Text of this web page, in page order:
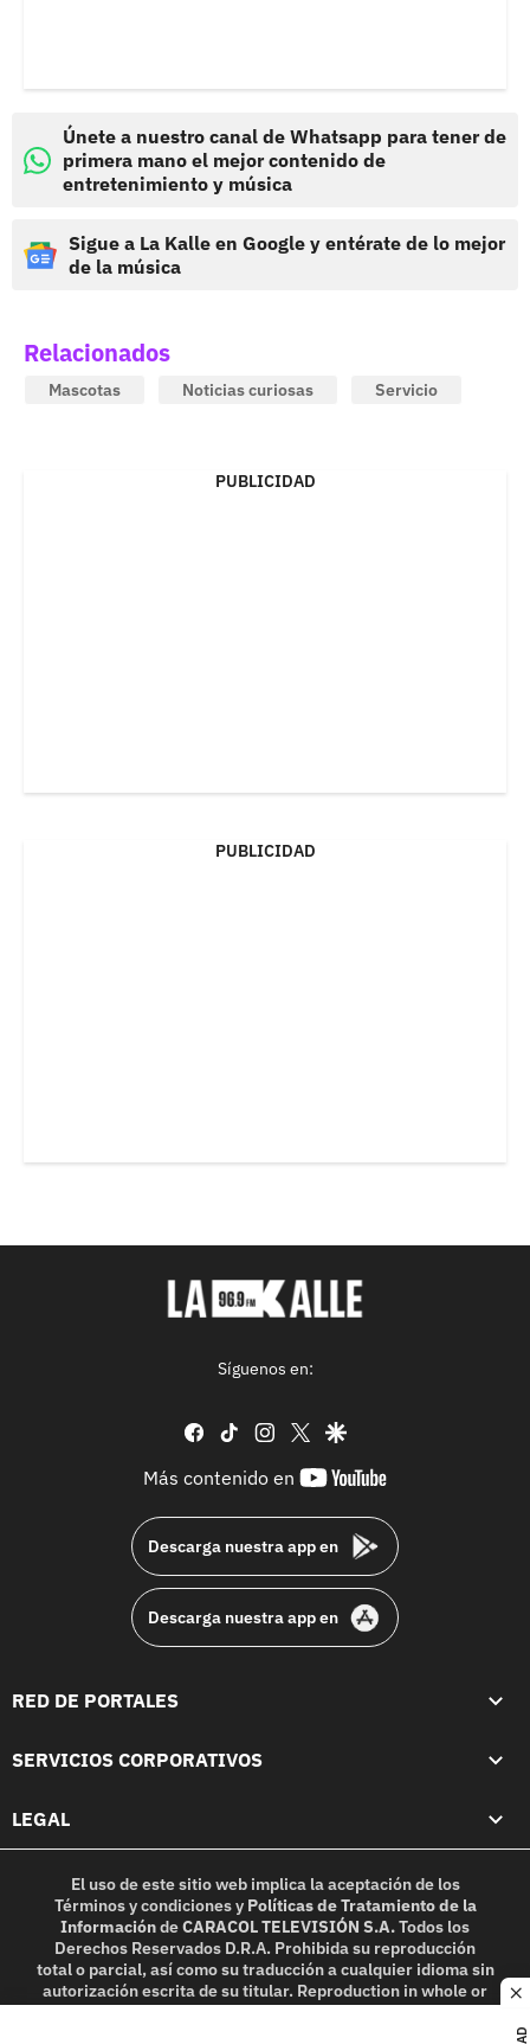
Únete a nuestro canal de Whatsapp para tener de
primera mano el mejor contenido de
entretenimiento y música
Sigue a La Kalle en Google y entérate de lo mejor
de la música
Relacionados
Mascotas Noticias curiosas Servicio
PUBLICIDAD
PUBLICIDAD
Síguenos en:
facebook
tiktok instagram
twittergoogle
Más contenido en
youtube-
Descarga nuestra app en
Descarga nuestra app en
RED DE PORTALES
SERVICIOS CORPORATIVOS
LEGAL
El uso de este sitio web implica la aceptación de los
Términos y condicionesy Políticas de Tratamiento de la
InformacióndeCARACOL TELEVISIÓN S.A.Todos los
Derechos Reservados D.R.A. Prohibida su reproducción
total o parcial, así como su traducción a cualquier idioma sin
autorización escrita de su titular. Reproduction in whole or
in part, or translation without written permission is